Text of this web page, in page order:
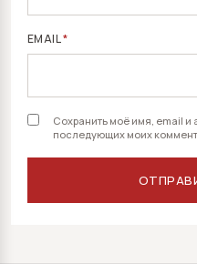
EMAIL*
Сохранить моё имя, email и
последующих моих